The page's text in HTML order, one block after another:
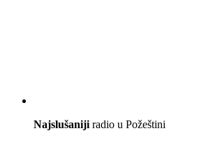
Najslušaniji radio u Požeštini